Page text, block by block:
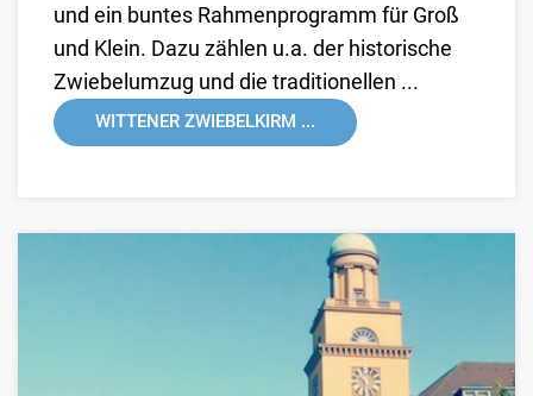
und ein buntes Rahmenprogramm für Groß
und Klein. Dazu zählen u.a. der historische
Zwiebelumzug und die traditionellen ...
WITTENER ZWIEBELKIRM ...